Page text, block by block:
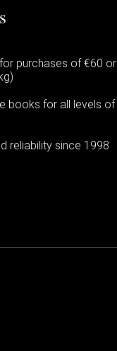
purchases of €60 or
books for all levels of
reliability since 1998